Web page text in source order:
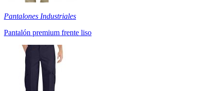
Pantalones Industriales
Pantalón premium frente liso